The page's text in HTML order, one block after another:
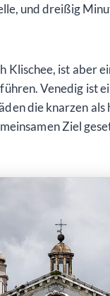
und dreißig
Klischee, ist
Venedig ist
die knarzen
Ziel